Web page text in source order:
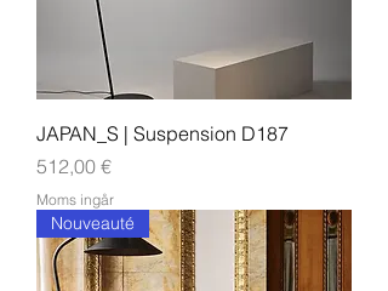
JAPAN_S | Suspension D187
Pris
512,00 €
Moms ingår
Nouveauté